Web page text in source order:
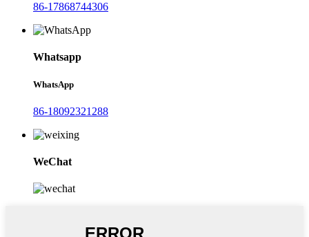
86-17868744306
Whatsapp
WhatsApp
86-18092321288
WeChat